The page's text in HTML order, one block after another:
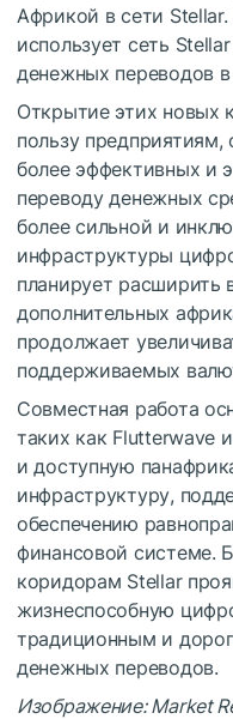
Африкой в сети Stellar.
использует сеть
денежных переводов
Открытие этих новых
пользу
более эффективных и
переводу денежных
более сильной и
инфраструктуры
планирует расширить
дополнительных
продолжает
поддерживаемых
Совместная работа
таких как Flutterwave
и доступную
инфраструктуру,
обеспечению
финансовой системе.
коридорам Stellar
жизнеспособную
традиционным и
денежных переводов.
Изображение: Market